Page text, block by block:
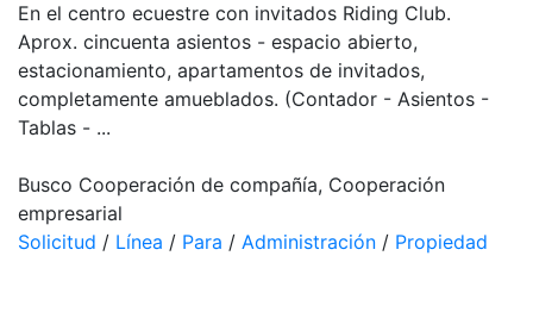
En el centro ecuestre con invitados Riding Club.
Aprox. cincuenta asientos - espacio abierto,
estacionamiento, apartamentos de invitados,
completamente amueblados. (Contador - Asientos -
Tablas - ...
Busco Cooperación de compañía, Cooperación
empresarial
Solicitud / Línea / Para / Administración / Propiedad